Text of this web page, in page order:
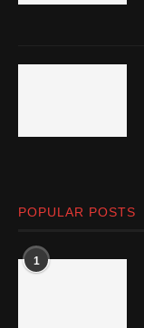
POPULAR POSTS
1